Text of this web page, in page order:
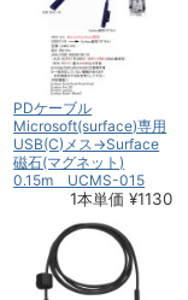
PDケーブル
Microsoft(surface)専用
USB(C)メス→Surface
磁石(マグネット)
0.15m UCMS-015
1本単価 ¥1130